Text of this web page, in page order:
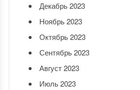
Декабрь 2023
Ноябрь 2023
Октябрь 2023
Сентябрь 2023
Август 2023
Июль 2023